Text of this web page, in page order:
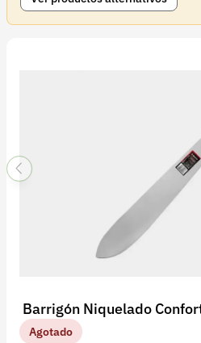
Barrigón Niquelado
Agotado
Términos y condiciones
Registrarse
contacto@croper.com